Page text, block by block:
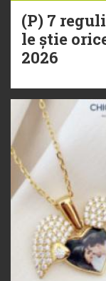
(P) 7
le știe
2026